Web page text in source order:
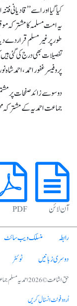
کیا گیا اور اسے ’’قادیانی
یہ امت مسلمہ کا مشترکہ
طور پر غیرمسلم قراردے
تفصیلات بھی درج کی گئی
پروفیسر غفور احمد، احمد
دو سو سے زائد صفحات پر
جماعت احمدیہ کے مشترکہ
آن لائن PDF
رابطہ منسلک ویب سائٹ
دوسری زبانیں
ٹوئٹر
حق اشاعت © 2026 احمدیہ مسلم جماعت۔ جملہ حقوق محفوظ۔
اُردو فونٹ انسٹال کریں